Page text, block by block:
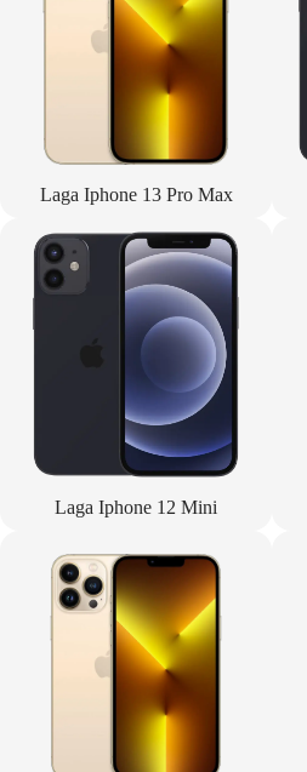
Laga Iphone 13 Pro Max
Laga Iphone 12 Mini